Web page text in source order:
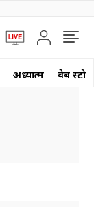
अध्यात्म वेब